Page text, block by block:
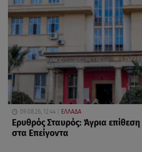
09.08.26, 12:44 ΕΛΛΑΔΑ
Ερυθρός Σταυρός: Άγρια
στα Επείγοντα